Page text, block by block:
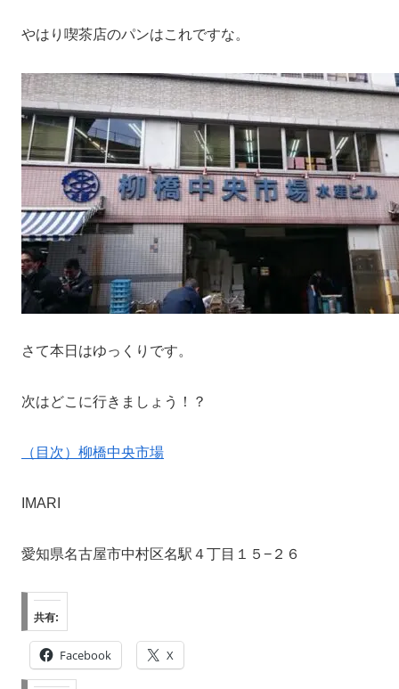
やはり喫茶店のパンはこれですな。
さて本日はゆっくりです。
次はどこに行きましょう！？
（目次）柳橋中央市場
IMARI
愛知県名古屋市中村区名駅４丁目１５−２６
共有:
Facebook X